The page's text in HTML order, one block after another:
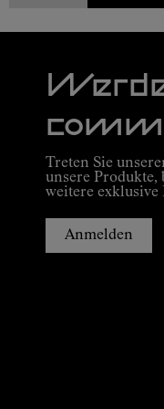
Treten Sie
unsere Produkte,
weitere exklusive
Anmelden